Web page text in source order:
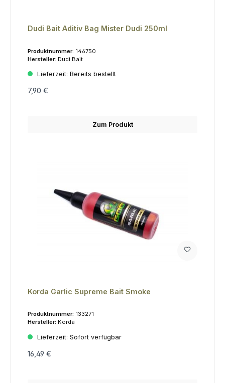
Dudi Bait Aditiv Bag Mister Dudi 250ml
Produktnummer: 146750
Hersteller: Dudi Bait
Lieferzeit: Bereits bestellt
7,90 €
Zum Produkt
Korda Garlic Supreme Bait Smoke
Produktnummer: 133271
Hersteller: Korda
Lieferzeit: Sofort verfügbar
16,49 €